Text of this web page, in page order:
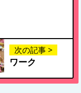
次の記事 >
ワーク